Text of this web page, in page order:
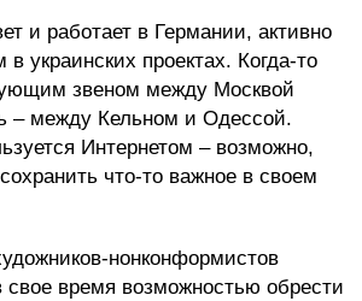
и работает в Германии, активно
в украинских проектах. Когда-то
звеном между Москвой
– между Кельном и Одессой.
Интернетом – возможно,
что-то важное в своем
нонконформистов
время возможностью обрести